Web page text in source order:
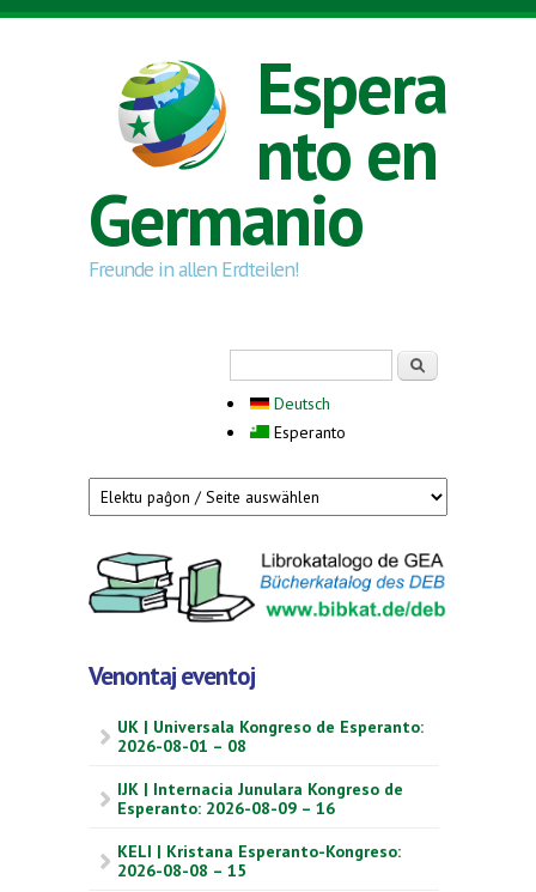
Skip to main content
Espera
nto en
Germanio
Freunde in allen Erdteilen!
Deutsch
Esperanto
Venontaj eventoj
UK | Universala Kongreso de Esperanto:
2026-08-01 – 08
IJK | Internacia Junulara Kongreso de
Esperanto: 2026-08-09 – 16
KELI | Kristana Esperanto-Kongreso:
2026-08-08 – 15